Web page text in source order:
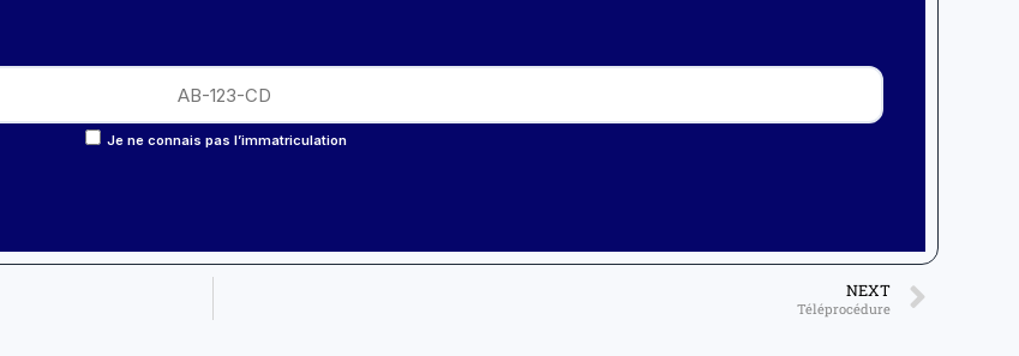
Je ne connais pas l’immatriculation
NEXT
Téléprocédure